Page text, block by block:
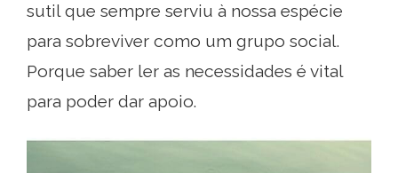
sutil que sempre serviu à nossa espécie
para sobreviver como um grupo social.
Porque saber ler as necessidades é vital
para poder dar apoio.